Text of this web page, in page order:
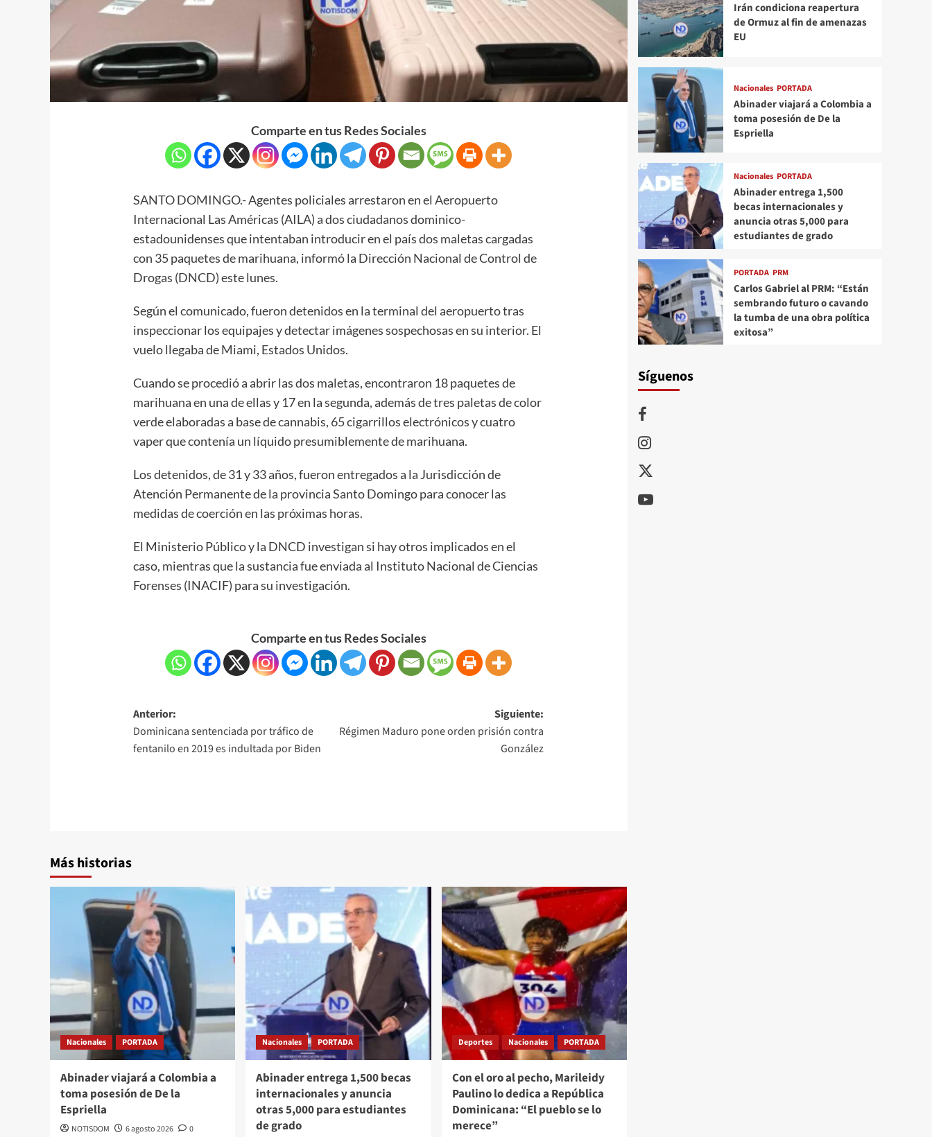
Comparte en tus Redes Sociales
SANTO DOMINGO.- Agentes policiales arrestaron en el Aeropuerto
Internacional Las Américas (AILA) a dos ciudadanos dominico-
estadounidenses que intentaban introducir en el país dos maletas cargadas
con 35 paquetes de marihuana, informó la Dirección Nacional de Control de
Drogas (DNCD) este lunes.
Según el comunicado, fueron detenidos en la terminal del aeropuerto tras
inspeccionar los equipajes y detectar imágenes sospechosas en su interior. El
vuelo llegaba de Miami, Estados Unidos.
Cuando se procedió a abrir las dos maletas, encontraron 18 paquetes de
marihuana en una de ellas y 17 en la segunda, además de tres paletas de color
verde elaboradas a base de cannabis, 65 cigarrillos electrónicos y cuatro
vaper que contenía un líquido presumiblemente de marihuana.
Los detenidos, de 31 y 33 años, fueron entregados a la Jurisdicción de
Atención Permanente de la provincia Santo Domingo para conocer las
medidas de coerción en las próximas horas.
El Ministerio Público y la DNCD investigan si hay otros implicados en el
caso, mientras que la sustancia fue enviada al Instituto Nacional de Ciencias
Forenses (INACIF) para su investigación.
Comparte en tus Redes Sociales
Anterior:
Dominicana sentenciada por tráfico de
fentanilo en 2019 es indultada por Biden
Siguiente:
Régimen Maduro pone orden prisión contra
González
Más historias
Nacionales PORTADA
Abinader viajará a Colombia a
toma posesión de De la
Espriella
NOTISDOM 6 agosto 2026 0
Nacionales PORTADA
Abinader entrega 1,500 becas
internacionales y anuncia
otras 5,000 para estudiantes
de grado
Deportes Nacionales PORTADA
Con el oro al pecho, Marileidy
Paulino lo dedica a República
Dominicana: “El pueblo se lo
merece”
Irán condiciona reapertura
de Ormuz al fin de amenazas
EU
Nacionales PORTADA
Abinader viajará a Colombia a
toma posesión de De la
Espriella
Nacionales PORTADA
Abinader entrega 1,500
becas internacionales y
anuncia otras 5,000 para
estudiantes de grado
PORTADA PRM
Carlos Gabriel al PRM: “Están
sembrando futuro o cavando
la tumba de una obra política
exitosa”
Síguenos